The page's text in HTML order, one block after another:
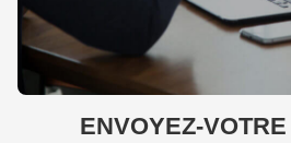
ENVOYEZ-